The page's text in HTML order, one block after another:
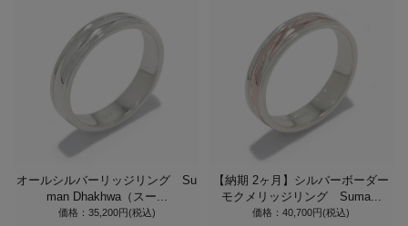
オールシルバーリッジリング Su
man Dhakhwa（スー...
価格：35,200円(税込)
【納期 2ヶ月】シルバーボーダー
モクメリッジリング Suma...
価格：40,700円(税込)